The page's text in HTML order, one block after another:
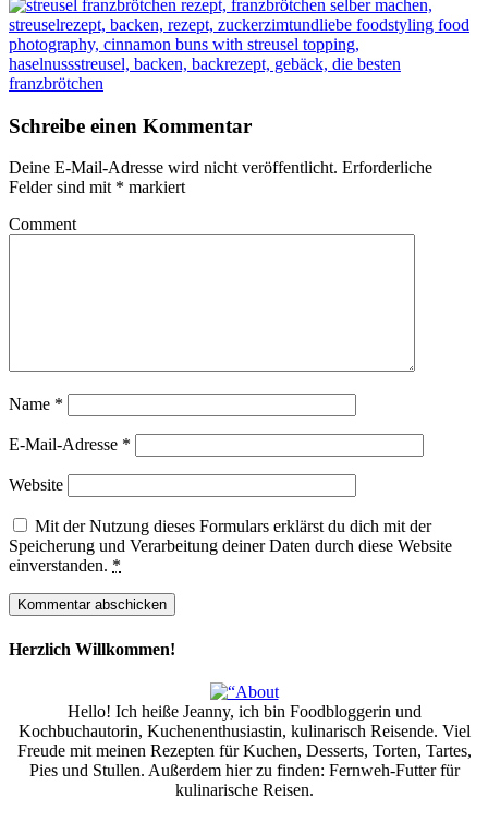
Schreibe einen Kommentar
Deine E-Mail-Adresse wird nicht veröffentlicht. Erforderliche
Felder sind mit * markiert
Comment
Name *
E-Mail-Adresse *
Website
Mit der Nutzung dieses Formulars erklärst du dich mit der
Speicherung und Verarbeitung deiner Daten durch diese Website
einverstanden. *
Herzlich Willkommen!
Hello! Ich heiße Jeanny, ich bin Foodbloggerin und
Kochbuchautorin, Kuchenenthusiastin, kulinarisch Reisende. Viel
Freude mit meinen Rezepten für Kuchen, Desserts, Torten, Tartes,
Pies und Stullen. Außerdem hier zu finden: Fernweh-Futter für
kulinarische Reisen.